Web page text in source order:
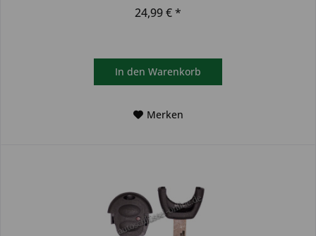
24,99 € *
In den Warenkorb
Merken